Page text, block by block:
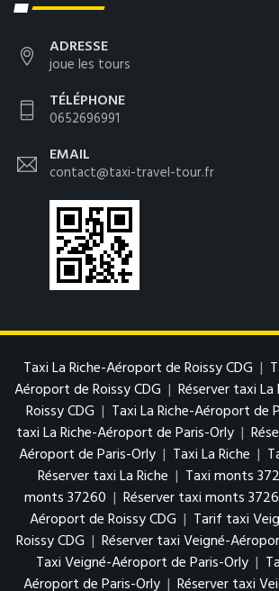
ADRESSE
joue les tours
TÉLÉPHONE
0652696991
EMAIL
contact@taxi-travel-tour.fr
Taxi La Riche-Aéroport de Roissy CDG |
Aéroport de Roissy CDG | Réserver taxi
Roissy CDG | Taxi La Riche-Aéroport de
taxi La Riche-Aéroport de Paris-Orly |
Aéroport de Paris-Orly | Taxi La Riche |
Réserver taxi La Riche | Taxi monts
monts 37260 | Réserver taxi monts
Aéroport de Roissy CDG | Tarif taxi
Roissy CDG | Réserver taxi Veigné-
Taxi Veigné-Aéroport de Paris-Orly |
Aéroport de Paris-Orly | Réserver taxi